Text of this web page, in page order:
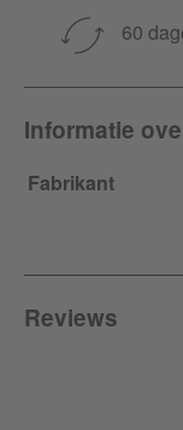
60
Informatie
Fabrikant
Reviews